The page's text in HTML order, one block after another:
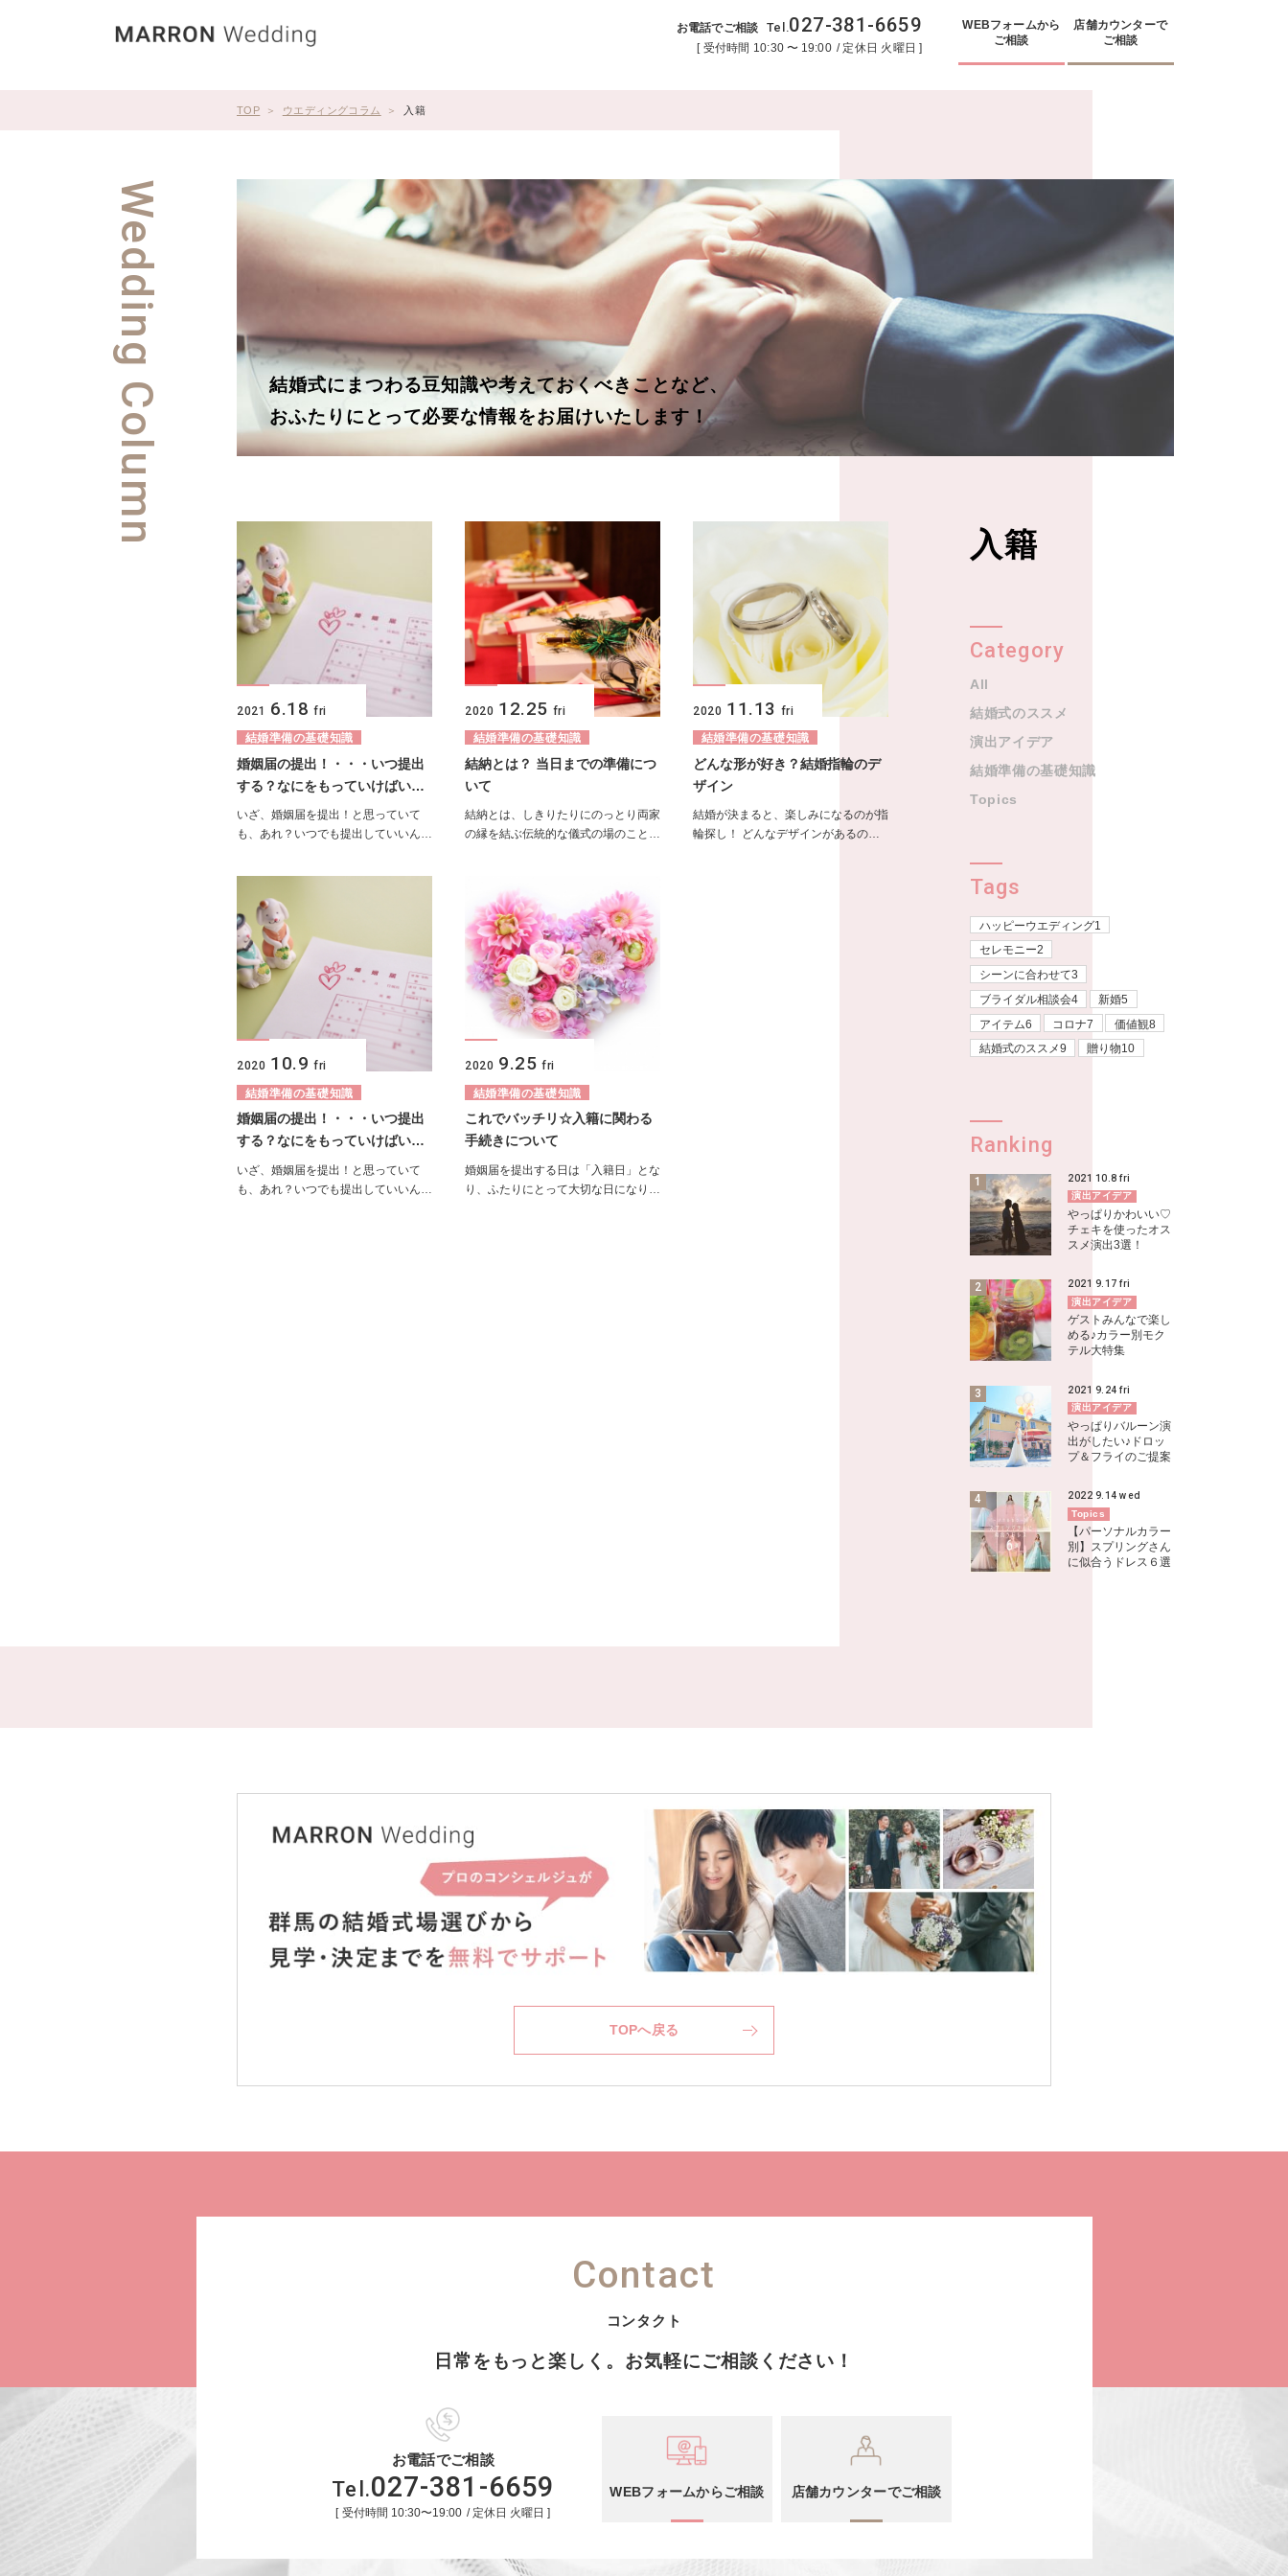
お電話でご相談 Tel.027-381-6659
受付時間 10:30 〜 19:00 定休日 火曜日
WEBフォームから
ご相談
店舗カウンターで
ご相談
TOP ウエディングコラム 入籍
Wedding Column
結婚式にまつわる豆知識や考えておくべきことなど、
おふたりにとって必要な情報をお届けいたします！
2021 6.18 fri
結婚準備の基礎知識
婚姻届の提出！・・・いつ提出
する？なにをもっていけばい…
いざ、婚姻届を提出！と思っていて
も、あれ？いつでも提出していいん…
2020 12.25 fri
結婚準備の基礎知識
結納とは？ 当日までの準備につ
いて
結納とは、しきりたりにのっとり両家
の縁を結ぶ伝統的な儀式の場のこと…
2020 11.13 fri
結婚準備の基礎知識
どんな形が好き？結婚指輪のデ
ザイン
結婚が決まると、楽しみになるのが指
輪探し！ どんなデザインがあるの…
2020 10.9 fri
結婚準備の基礎知識
婚姻届の提出！・・・いつ提出
する？なにをもっていけばい…
いざ、婚姻届を提出！と思っていて
も、あれ？いつでも提出していいん…
2020 9.25 fri
結婚準備の基礎知識
これでバッチリ☆入籍に関わる
手続きについて
婚姻届を提出する日は「入籍日」とな
り、ふたりにとって大切な日になり…
入籍
Category
All
結婚式のススメ
演出アイデア
結婚準備の基礎知識
Topics
Tags
ハッピーウエディング1
セレモニー2
シーンに合わせて3
ブライダル相談会4
新婚5
アイテム6
コロナ7
価値観8
結婚式のススメ9
贈り物10
Ranking
2021 10.8 fri
演出アイデア
やっぱりかわいい♡
チェキを使ったオス
スメ演出3選！
2021 9.17 fri
演出アイデア
ゲストみんなで楽し
める♪カラー別モク
テル大特集
2021 9.24 fri
演出アイデア
やっぱりバルーン演
出がしたい♪ドロッ
プ＆フライのご提案
2022 9.14 wed
Topics
【パーソナルカラー
別】スプリングさん
に似合うドレス６選
TOPへ戻る
Contact
日常をもっと楽しく。 お気軽にご相談ください！
お電話でご相談
Tel.027-381 -6659
受付時間 10:30〜19:00 定休日 火曜日
WEBフォームからご相談 店舗カウンターでご相談